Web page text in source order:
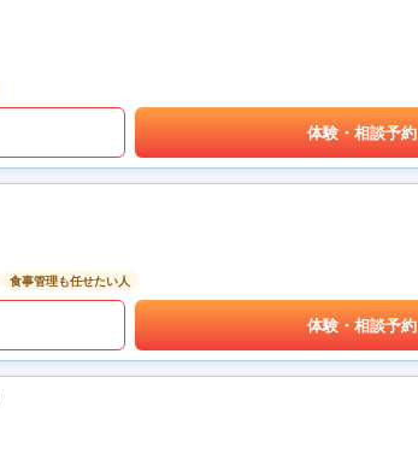
体験・相談予約
食事管理も任せたい人
体験・相談予約